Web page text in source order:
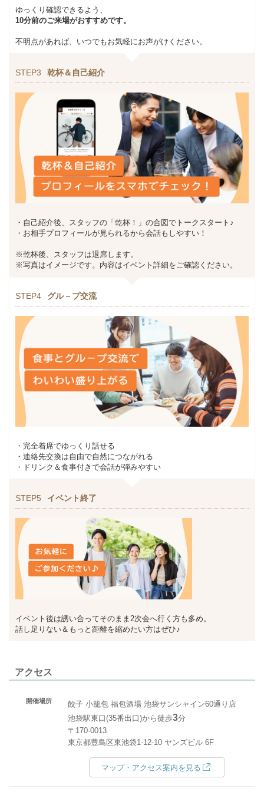
ゆっくり確認できるよう、
10分前のご来場がおすすめです。
不明点があれば、いつでもお気軽にお声がけください。
STEP3 乾杯＆自己紹介
・自己紹介後、スタッフの「乾杯！」の合図でトークスタート♪
・お相手プロフィールが見られるから会話もしやすい！
※乾杯後、スタッフは退席します。
※写真はイメージです。内容はイベント詳細をご確認ください。
STEP4 グル－プ交流
・完全着席でゆっくり話せる
・連絡先交換は自由で自然につながれる
・ドリンク＆食事付きで会話が弾みやすい
STEP5 イベント終了
イベント後は誘い合ってそのまま2次会へ行く方も多め。
話し足りない＆もっと距離を縮めたい方はぜひ♪
アクセス
開催場所
餃子 小籠包 福包酒場 池袋サンシャイン60通り店
池袋駅東口(35番出口)から徒歩3分
〒170-0013
東京都豊島区東池袋1-12-10 ヤンズビル 6F
マップ・アクセス案内を見る